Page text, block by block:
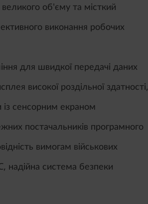
об'єму та місткий
виконання робочих
для швидкої передачі даних
високої роздільної здатності,
сенсорним екраном
постачальників програмного
вимогам військових
надійна система безпеки